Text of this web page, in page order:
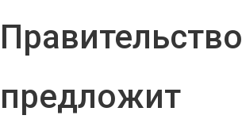
Правительство
предложит